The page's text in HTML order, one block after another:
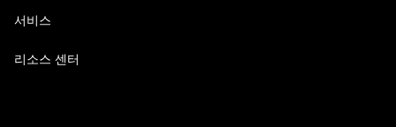
서비스
리소스 센터